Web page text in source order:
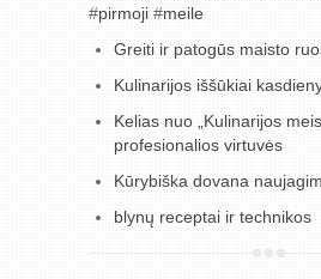
#pirmoji #meile
Greiti ir patogūs maisto
Kulinarijos iššūkiai
Kelias nuo „Kulinarijos
profesionalios virtuvės
Kūrybiška dovana
blynų receptai ir technikos